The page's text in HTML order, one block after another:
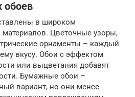
в широком
материалов. Цветочные узоры,
орнаменты – каждый
вкусу. Обои с эффектом
или выцветания добавят
Бумажные обои –
вариант, но они менее